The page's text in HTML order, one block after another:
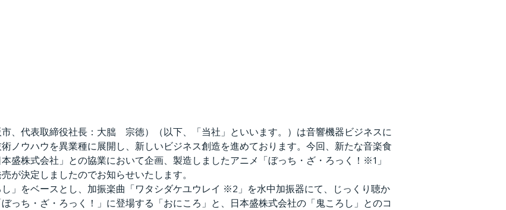
、代表取締役社長：大朏　宗徳）（以下、「当社」といいます。）は音響機器ビジネスに
ノウハウを異業種に展開し、新しいビジネス創造を進めております。今回、新たな音楽食
盛株式会社」との協業において企画、製造しましたアニメ「ぼっち・ざ・ろっく！※1」
が決定しましたのでお知らせいたします。
」をベースとし、加振楽曲「ワタシダケユウレイ ※2」を水中加振器にて、じっくり聴か
っち・ざ・ろっく！」に登場する「おにころ」と、日本盛株式会社の「鬼ころし」とのコ